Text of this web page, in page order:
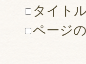
タイト
ページ